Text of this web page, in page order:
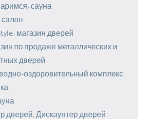
сауна
салон
магазин дверей
по продаже металлических и
дверей
оздоровительный комплекс
дверей, Дискаунтер дверей